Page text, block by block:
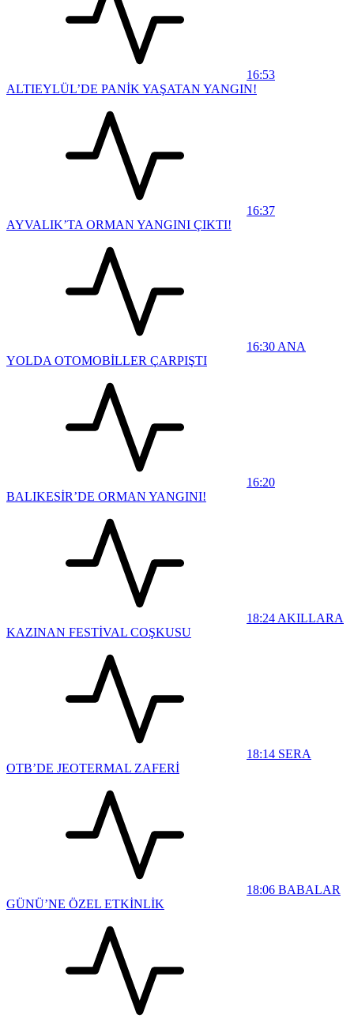
16:53
ALTIEYLÜL’DE PANİK YAŞATAN YANGIN!
16:37
AYVALIK’TA ORMAN YANGINI ÇIKTI!
16:30 ANA
YOLDA OTOMOBİLLER ÇARPIŞTI
16:20
BALIKESİR’DE ORMAN YANGINI!
18:24 AKILLARA
KAZINAN FESTİVAL COŞKUSU
18:14 SERA
OTB’DE JEOTERMAL ZAFERİ
18:06 BABALAR
GÜNÜ’NE ÖZEL ETKİNLİK